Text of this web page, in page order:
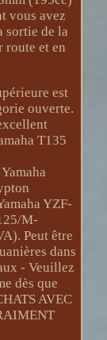
vous avez
sortie de la
et en
est
ouverte.
T135
YZF-
M-
Peut être
dans
- Veuillez
dès que
AVEC